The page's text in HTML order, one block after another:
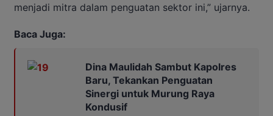
menjadi mitra dalam penguatan sektor ini,” ujarnya.
Baca Juga:
Dina Maulidah Sambut Kapolres
Baru, Tekankan Penguatan
Sinergi untuk Murung Raya
Kondusif